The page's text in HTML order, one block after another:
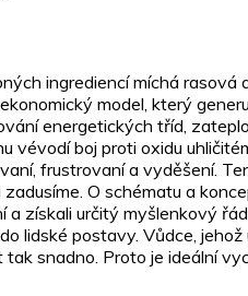
ingrediencí míchá
model, který
energetických tříd,
boj proti oxidu
frustrovaní a vyděšení.
O schématu a
získali určitý myšlenkový
lidské postavy. Vůdce,
snadno. Proto je ideální